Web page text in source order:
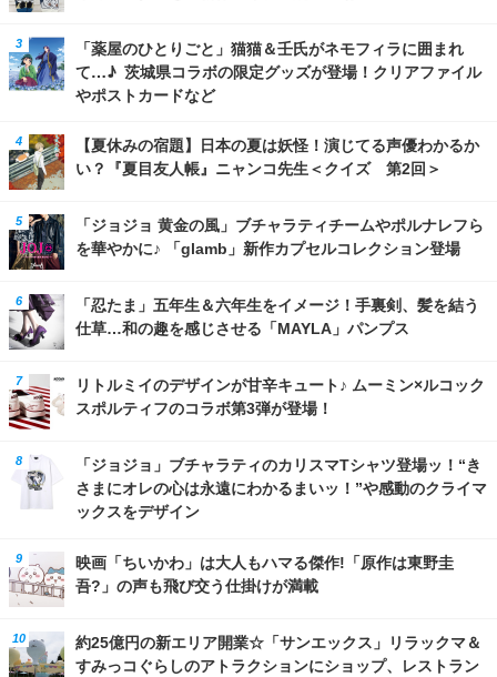
「薬屋のひとりごと」猫猫＆壬氏がネモフィラに囲まれ
て…♪ 茨城県コラボの限定グッズが登場！クリアファイル
やポストカードなど
【夏休みの宿題】日本の夏は妖怪！演じてる声優わかるか
い？『夏目友人帳』ニャンコ先生＜クイズ 第2回＞
「ジョジョ 黄金の風」ブチャラティチームやポルナレフら
を華やかに♪ 「glamb」新作カプセルコレクション登場
「忍たま」五年生＆六年生をイメージ！手裏剣、髪を結う
仕草…和の趣を感じさせる「MAYLA」パンプス
リトルミイのデザインが甘辛キュート♪ ムーミン×ルコック
スポルティフのコラボ第3弾が登場！
「ジョジョ」ブチャラティのカリスマTシャツ登場ッ！“き
さまにオレの心は永遠にわかるまいッ！”や感動のクライマ
ックスをデザイン
映画「ちいかわ」は大人もハマる傑作!「原作は東野圭
吾?」の声も飛び交う仕掛けが満載
約25億円の新エリア開業☆「サンエックス」リラックマ＆
すみっコぐらしのアトラクションにショップ、レストラン